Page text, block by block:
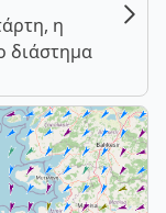
η
διάστημα